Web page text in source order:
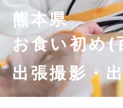
熊本県
お食い初め(
出張撮影・